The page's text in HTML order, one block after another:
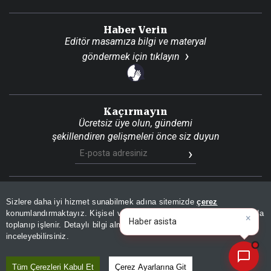
Sizlere daha iyi hizmet sunabilmek adına sitemizdeçerez
konumlandırmaktayız. Kişisel verileriniz, KVKK ve GDPR kapsamında
toplanıp işlenir. Detaylı bilgi almak içinAydınlatma Metnimizi
inceleyebilirsiniz.
Tüm Çerezleri Kabul Et Çerez Ayarlarına Git
Haber Verin
Editör masamıza bilgi ve materyal
göndermek için tıklayın
Kaçırmayın
Ücretsiz üye olun, gündemi
şekillendiren gelişmeleri önce siz duyun
© 2026 İhlas Medya Grubu. Tüm Hakları Saklıdır
Son DakikaSite HaritasıRSSKVKK Aydınlatma Metni
Gizlilik PolitikasıÇerez Politikası
×
|